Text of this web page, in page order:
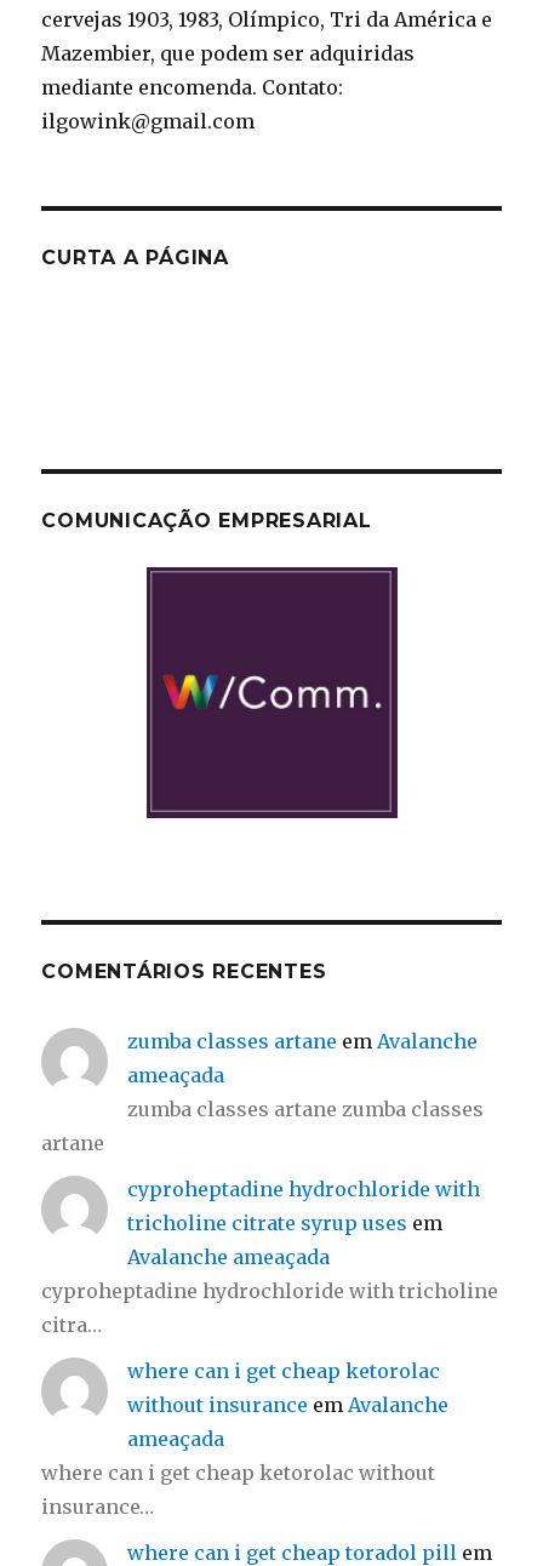
cervejas 1903, 1983, Olímpico, Tri da América e
Mazembier, que podem ser adquiridas
mediante encomenda. Contato:
ilgowink@gmail.com
CURTA A PÁGINA
COMUNICAÇÃO EMPRESARIAL
COMENTÁRIOS RECENTES
zumba classes artane em Avalanche
ameaçada
zumba classes artane zumba classes
artane
cyproheptadine hydrochloride with
tricholine citrate syrup uses em
Avalanche ameaçada
cyproheptadine hydrochloride with tricholine
citra…
where can i get cheap ketorolac
without insurance em Avalanche
ameaçada
where can i get cheap ketorolac without
insurance…
where can i get cheap toradol pill em